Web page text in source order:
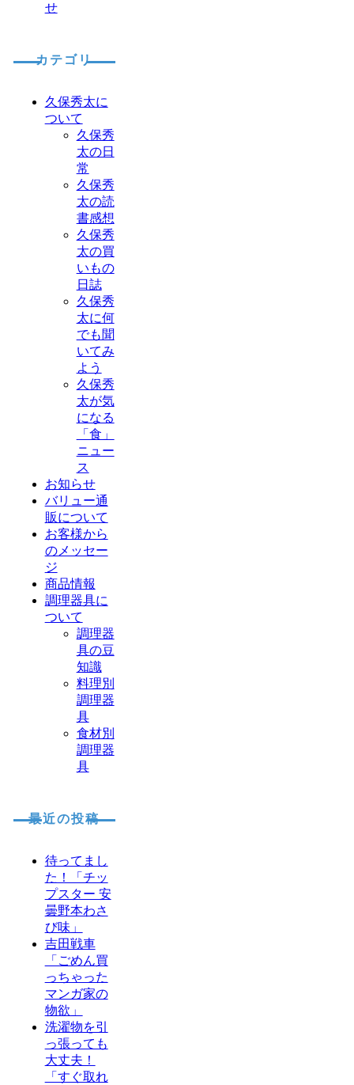
せ
カテゴリ
久保秀太に
ついて
久保秀
太の日
常
久保秀
太の読
書感想
久保秀
太の買
いもの
日誌
久保秀
太に何
でも聞
いてみ
よう
久保秀
太が気
になる
「食」
ニュー
ス
お知らせ
バリュー通
販について
お客様から
のメッセー
ジ
商品情報
調理器具に
ついて
調理器
具の豆
知識
料理別
調理器
具
食材別
調理器
具
最近の投稿
待ってまし
た！「チッ
プスター 安
曇野本わさ
び味」
吉田戦車
「ごめん買
っちゃった
マンガ家の
物欲」
洗濯物を引
っ張っても
大丈夫！
「すぐ取れ